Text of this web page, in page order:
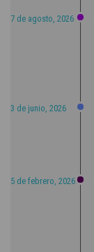
7 de agosto, 2026
3 de junio, 2026
5 de febrero, 2026